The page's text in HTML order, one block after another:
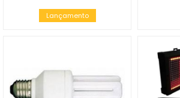
Lançamento